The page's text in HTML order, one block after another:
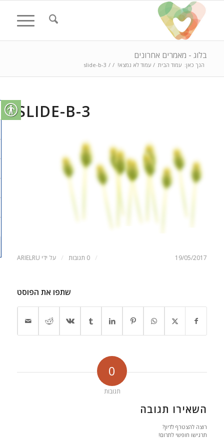
בלוג - מאמרים אחרונים
הנך כאן: עמוד הבית / עמוד לא נמצא! /
/
slide-b-3
SLIDE-B-3
19/05/2017
/ 0 תגובות / על ידי ARIELRU
שתפו את הפוסט
0
תגובות
השאירו תגובה
רוצה להצטרף לדיון?
תרגישו חופשי לתרום!